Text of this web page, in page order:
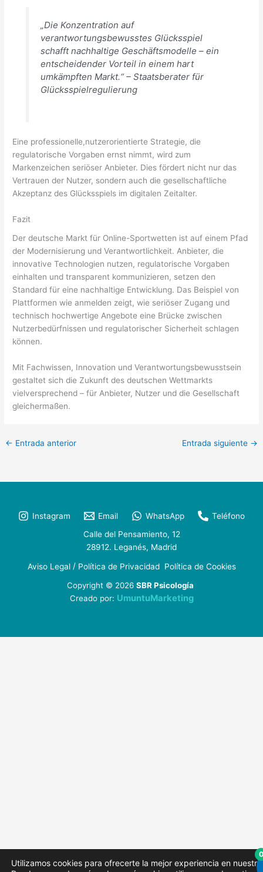
„Die Konzentration auf
verantwortungsbewusstes Glücksspiel
schafft nachhaltige Geschäftsmodelle – ein
entscheidender Vorteil in einem hart
umkämpften Markt.“ – Staatsberater für
Glücksspielregulierung
Eine professionelle,nutzerorientierte Strategie, die
regulatorische Vorgaben ernst nimmt, wird zum
Markenzeichen seriöser Anbieter. Dies fördert nicht nur das
Vertrauen der Nutzer, sondern auch die gesellschaftliche
Akzeptanz des Glücksspiels im digitalen Zeitalter.
Fazit
Der deutsche Markt für Online-Sportwetten ist auf einem Pfad
der Modernisierung und Verantwortlichkeit. Anbieter, die
innovative Technologien nutzen, regulatorische Vorgaben
einhalten und transparent kommunizieren, setzen den
Standard für eine nachhaltige Entwicklung. Das Beispiel von
Plattformen wie anmelden zeigt, wie seriöser Zugang und
technisch hochwertige Angebote eine Brücke zwischen
Nutzerbedürfnissen und regulatorischer Sicherheit schlagen
können.
Mit Fachwissen, Innovation und Verantwortungsbewusstsein
gestaltet sich die Zukunft des deutschen Wettmarkts
vielversprechend – für Anbieter, Nutzer und die Gesellschaft
gleichermaßen.
← Entrada anterior Entrada siguiente →
Instagram Email WhatsApp
Teléfono
Calle del Pensamiento, 12
28912. Leganés, Madrid
Aviso Legal/ Política de Privacidad Política de Cookies
Copyright © 2026 SBR Psicología
Creado por: UmuntuMarketing
Utilizamos cookies para ofrecerte la mejor experiencia en
0